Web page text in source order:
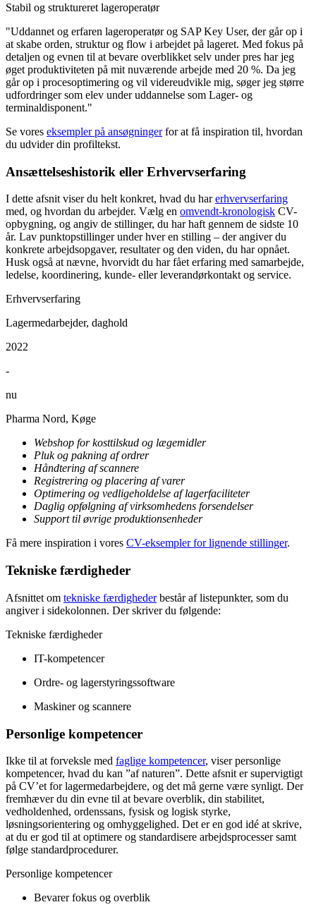
Stabil og struktureret lageroperatør
"Uddannet og erfaren lageroperatør og SAP Key User, der går op i
at skabe orden, struktur og flow i arbejdet på lageret. Med fokus på
detaljen og evnen til at bevare overblikket selv under pres har jeg
øget produktiviteten på mit nuværende arbejde med 20 %. Da jeg
går op i procesoptimering og vil videreudvikle mig, søger jeg større
udfordringer som elev under uddannelse som Lager- og
terminaldisponent."
Se vores eksempler på ansøgningerfor at få inspiration til, hvordan
du udvider din profiltekst.
Ansættelseshistorik eller Erhvervserfaring
I dette afsnit viser du helt konkret, hvad du harerhvervserfaring
med, og hvordan du arbejder. Vælg en omvendt-kronologisk CV-
opbygning, og angiv de stillinger, du har haft gennem de sidste 10
år. Lav punktopstillinger under hver en stilling – der angiver du
konkrete arbejdsopgaver, resultater og den viden, du har opnået.
Husk også at nævne, hvorvidt du har fået erfaring med samarbejde,
ledelse, koordinering, kunde- eller leverandørkontakt og service.
Erhvervserfaring
Lagermedarbejder, daghold
2022
-
nu
Pharma Nord, Køge
Webshop for kosttilskud og lægemidler
Pluk og pakning af ordrer
Håndtering af scannere
Registrering og placering af varer
Optimering og vedligeholdelse af lagerfaciliteter
Daglig opfølgning af virksomhedens forsendelser
Support til øvrige produktionsenheder
Få mere inspiration i vores CV-eksempler for lignende stillinger.
Tekniske færdigheder
Afsnittet om tekniske færdighederbestår af listepunkter, som du
angiver i sidekolonnen. Der skriver du følgende:
Tekniske færdigheder
IT-kompetencer
Ordre- og lagerstyringssoftware
Maskiner og scannere
Personlige kompetencer
Ikke til at forveksle med faglige kompetencer, viser personlige
kompetencer, hvad du kan ”af naturen”. Dette afsnit er supervigtigt
på CV’et for lagermedarbejdere, og det må gerne være synligt. Der
fremhæver du din evne til at bevare overblik, din stabilitet,
vedholdenhed, ordenssans, fysisk og logisk styrke,
løsningsorientering og omhyggelighed. Det er en god idé at skrive,
at du er god til at optimere og standardisere arbejdsprocesser samt
følge standardprocedurer.
Personlige kompetencer
Bevarer fokus og overblik